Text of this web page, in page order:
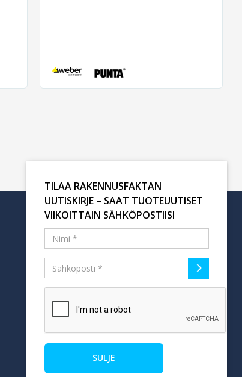
TILAA RAKENNUSFAKTAN
UUTISKIRJE – SAAT TUOTEUUTISET
VIIKOITTAIN SÄHKÖPOSTIISI
SULJE